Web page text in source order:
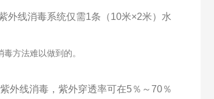
外线消毒系统仅需1条（10米×2米）水
方法难以做到的。
外线消毒，紫外穿透率可在5％～70％